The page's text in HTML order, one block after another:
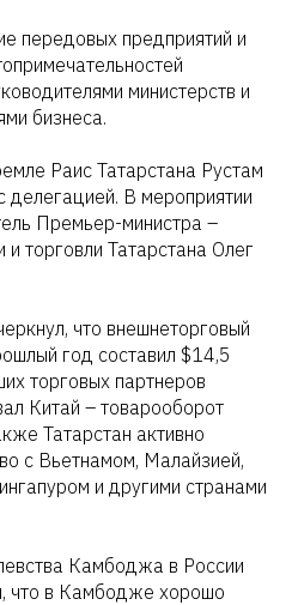
передовых предприятий и
министерств и
бизнеса.
Раис Татарстана Рустам
делегацией. В мероприятии
Премьер-министра –
торговли Татарстана Олег
что внешнеторговый
год составил $14,5
торговых партнеров
Китай – товарооборот
Татарстан активно
с Вьетнамом, Малайзией,
и другими странами
Камбоджа в России
что в Камбодже хорошо